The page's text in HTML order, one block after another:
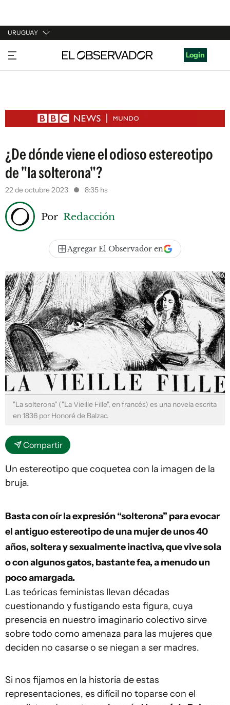
URUGUAY
URUGUAY
ARGENTINA
ESTADOS UNIDOS
Login
¿De dónde viene el odioso estereotipo
de "la solterona"?
22 de octubre 2023 8:35 hs
Por Redacción
Agregar El Observador en
"La solterona" ("La Vieille Fille", en francés) es una novela escrita
en 1836 por Honoré de Balzac.
Compartir
Un estereotipo que coquetea con la imagen de la
bruja.
Basta con oír la expresión “solterona” para evocar
el antiguo estereotipo de una mujer de unos 40
años, soltera y sexualmente inactiva, que vive sola
o con algunos gatos, bastante fea, a menudo un
poco amargada.
Las teóricas feministas llevan décadas
cuestionando y fustigando esta figura, cuya
presencia en nuestro imaginario colectivo sirve
sobre todo como amenaza para las mujeres que
deciden no casarse o se niegan a ser madres.
Si nos fijamos en la historia de estas
representaciones, es difícil no toparse con el